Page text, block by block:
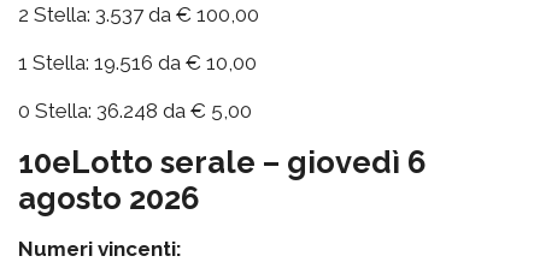
2 Stella: 3.537 da € 100,00
1 Stella: 19.516 da € 10,00
0 Stella: 36.248 da € 5,00
10eLotto serale – giovedì 6
agosto 2026
Numeri vincenti: